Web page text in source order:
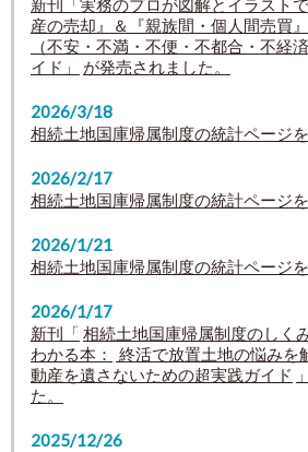
新刊「実務のプロが図解とイラスト
産の売却』＆『親族間・個人間売買
（不安・不満・不便・不都合・不経
イド」
が発売されました。
2026/3/18
相続土地国庫帰属制度の統計ページを
2026/2/17
相続土地国庫帰属制度の統計ページを
2026/1/21
相続土地国庫帰属制度の統計ページを
2026/1/17
新刊「 相続土地国庫帰属制度のしく
わかる本：
終活で放置土地の悩みを
動産を遺さないための超実践ガイド
た。
2025/12/26